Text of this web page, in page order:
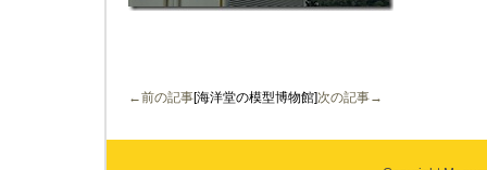
←前の記事[海洋堂の模型博物館]次の記事→